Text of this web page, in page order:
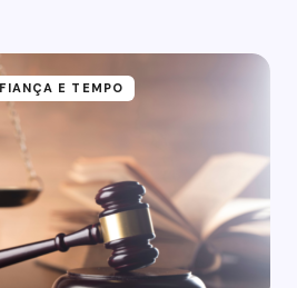
E TEMPO